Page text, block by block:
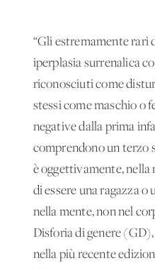
“Gli estremamente rari
iperplasia surrenalica
riconosciuti come
stessi come maschio o
negative dalla prima
comprendono un terzo
è oggettivamente, nella
di essere una ragazza
nella mente, non nel
Disforia di genere
nella più recente